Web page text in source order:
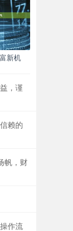
新机
，谨
赖的
帆，财
作流